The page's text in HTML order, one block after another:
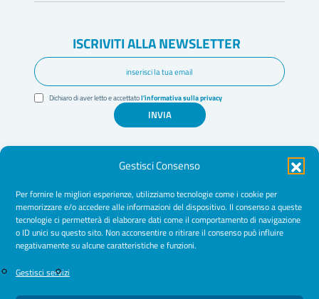
Gestisci Consenso
Per fornire le migliori esperienze, utilizziamo tecnologie come i cookie per
memorizzare e/o accedere alle informazioni del dispositivo. Il consenso a queste
tecnologie ci permetterà di elaborare dati come il comportamento di navigazione
o ID unici su questo sito. Non acconsentire o ritirare il consenso può influire
negativamente su alcune caratteristiche e funzioni.
Gestisci servizi
ISCRIVITI ALLA NEWSLETTER
Dichiaro di aver letto e accettatol'informativa sulla privacy
INVIA
Amministrazione Trasparente
Normative
Cookie Policy
Privacy Policy